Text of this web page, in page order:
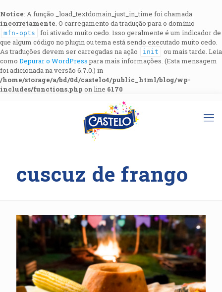
Notice: A função _load_textdomain_just_in_time foi chamada
incorretamente. O carregamento da tradução para o domínio
mfn-opts
foi ativado muito cedo. Isso geralmente é um indicador de
que algum código no plugin ou tema está sendo executado muito cedo.
As traduções devem ser carregadas na ação
init
ou mais tarde. Leia
como Depurar o WordPresspara mais informações. (Esta mensagem
foi adicionada na versão 6.7.0.) in
/home/storage/a/bd/0d/castelo4/public_html/blog/wp-
includes/functions.php on line 6170
cuscuz de frango